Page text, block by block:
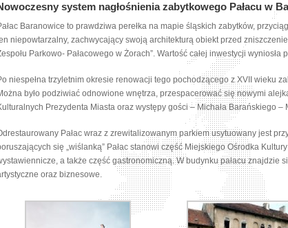
system nagłośnienia zabytkowego Pałacu w
Baranowice to prawdziwa perełka na mapie śląskich zabytków,
niepowtarzalny, zachwycający swoją architekturą obiekt przed
Parkowo- Pałacowego w Żorach”. Wartość całej inwestycji wyniosła
niespełna trzyletnim okresie renowacji tego pochodzącego z XVII wieku
było podziwiać odnowione wnętrza, przespacerować się nowymi
Prezydenta Miasta oraz występy gości – Michała Barańskiego
Pałac wraz z zrewitalizowanym parkiem usytuowany jest
się „wiślanką” Pałac stanowi część Miejskiego Ośrodka
a także część gastronomiczną. W budynku pałacu znajdzie
oraz biznesowe.